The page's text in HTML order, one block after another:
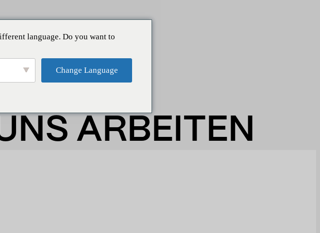
ARBEITEN
language. Do you want to
Change Language